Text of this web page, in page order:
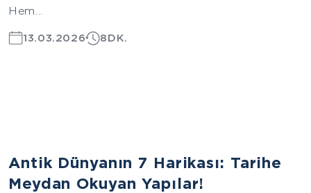
Hem...
13.03.2026 8DK.
Antik Dünyanın 7 Harikası: Tarihe
Meydan Okuyan Yapılar!